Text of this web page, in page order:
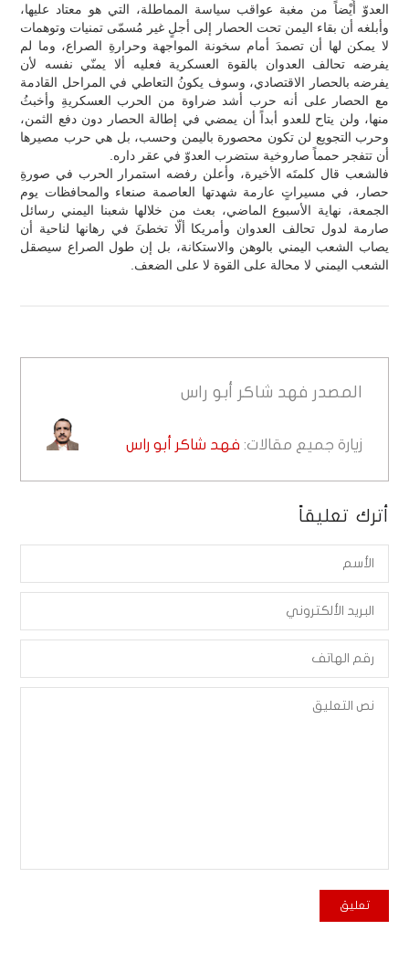
العدوّ أَيْضاً من مغبة عواقب سياسة المماطلة، التي هو معتاد عليها،
وأبلغه أن بقاء اليمن تحت الحصار إلى أجلٍ غير مُسمّى تمنيات وتوهمات
لا يمكن لها أن تصمدَ أمام سخونة المواجهة وحرارةِ الصراع، وما لم
يفرضه تحالف العدوان بالقوة العسكرية فعليه ألا يمنّي نفسه لأن
يفرضه بالحصار الاقتصادي، وسوف يكونُ التعاطي في المراحل القادمة
مع الحصار على أنه حرب أشد ضراوة من الحرب العسكريةِ وأخبثُ
منها، ولن يتاح للعدو أبداً أن يمضي في إطالة الحصار دون دفع الثمن،
وحرب التجويع لن تكون محصورة باليمن وحسب، بل هي حرب مصيرها
أن تتفجر حمماً صاروخية ستضرب العدوّ في عقر داره.
فالشعب قال كلمتَه الأخيرة، وأعلن رفضه استمرار الحرب في صورةِ
حصار، في مسيراتٍ عارمة شهدتها العاصمة صنعاء والمحافظات يوم
الجمعة، نهاية الأسبوع الماضي، بعث من خلالها شعبنا اليمني رسائل
صارمة لدول تحالف العدوان وأمريكا ألّا تخطئَ في رهانها لناحية أن
يصاب الشعب اليمني بالوهن والاستكانة، بل إن طول الصراع سيصقل
الشعب اليمني لا محالة على القوة لا على الضعف.
المصدر فهد شاكر أبو راس
زيارة جميع مقالات: فهد شاكر أبو راس
أترك تعليقاً